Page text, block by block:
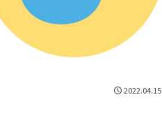
2022.04.15